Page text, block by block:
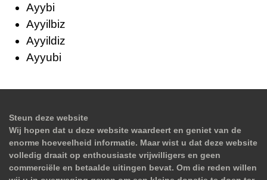
Ayybi
Ayyilbiz
Ayyildiz
Ayyubi
Steun deze website
Wij hopen dat u deze website waardeert en geniet van de
enorme hoeveelheid informatie. Maar wist u dat deze website
volledig draait op enthousiaste vrijwilligers en geen
commerciële en betaalde uitingen bevat. Om die reden willen